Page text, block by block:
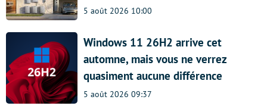
5 août 2026 10:00
Windows 11 26H2 arrive cet
automne, mais vous ne verrez
quasiment aucune différence
5 août 2026 09:37